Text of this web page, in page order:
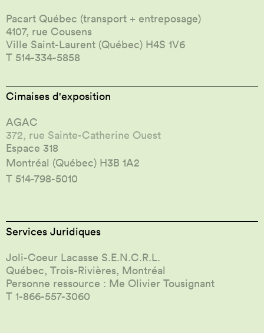
Pacart Québec (transport + entreposage)
4107, rue Cousens
Ville Saint-Laurent (Québec) H4S 1V6
T 514-334-5858
Cimaises d'exposition
AGAC
372, rue Sainte-Catherine Ouest
Espace 318
Montréal (Québec) H3B 1A2
T 514-798-5010
Services Juridiques
Joli-Coeur Lacasse S.E.N.C.R.L.
Québec, Trois-Rivières, Montréal
Personne ressource : Me Olivier Tousignant
T 1-866-557-3060